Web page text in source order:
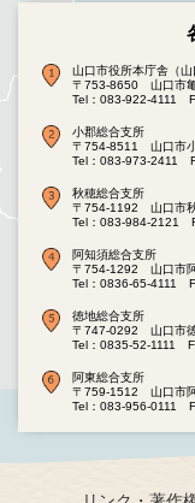
山口市役所本庁舎（山
〒753-8650 山口市
Tel：083-922-4111
小郡総合支所
〒754-8511 山口市
Tel：083-973-2411
秋穂総合支所
〒754-1192 山口市
Tel：083-984-2121
阿知須総合支所
〒754-1292 山口市
Tel：0836-65-4111
徳地総合支所
〒747-0292 山口市
Tel：0835-52-1111
阿東総合支所
〒759-1512 山口市
Tel：083-956-0111